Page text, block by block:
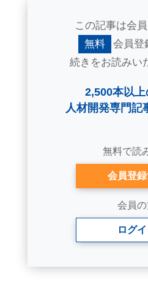
この記事は会員
無料
会員登
続きをお読みい
2,500本以上
人材開発専門記
無料で読
会員登
会員
ログ